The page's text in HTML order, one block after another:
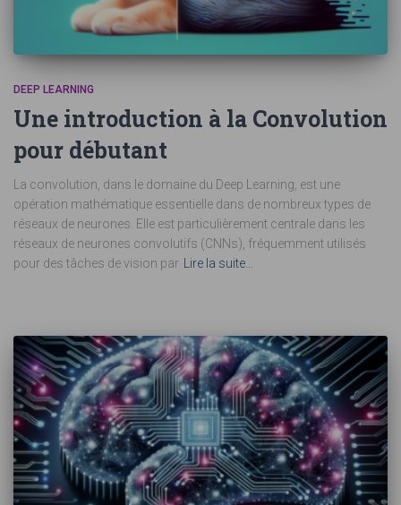
DEEP LEARNING
Une introduction à la Convolution
pour débutant
La convolution, dans le domaine du Deep Learning, est une
opération mathématique essentielle dans de nombreux types de
réseaux de neurones. Elle est particulièrement centrale dans les
réseaux de neurones convolutifs (CNNs), fréquemment utilisés
pour des tâches de vision par
Lire la suite…